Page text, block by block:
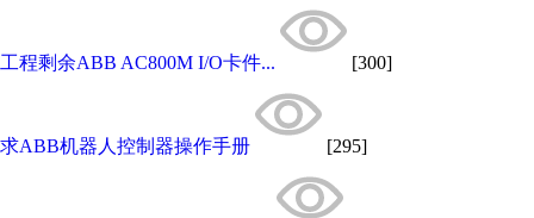
工程剩余ABB AC800M I/O卡件... [300]
求ABB机器人控制器操作手册 [295]